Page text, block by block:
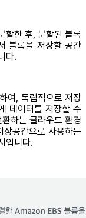
할한 후, 분할된 블록
블록을 저장할 공간
다.
여, 독립적으로 저장
데이터를 저장할 수
하는 클라우드 환경
공간으로 사용하는
입니다.